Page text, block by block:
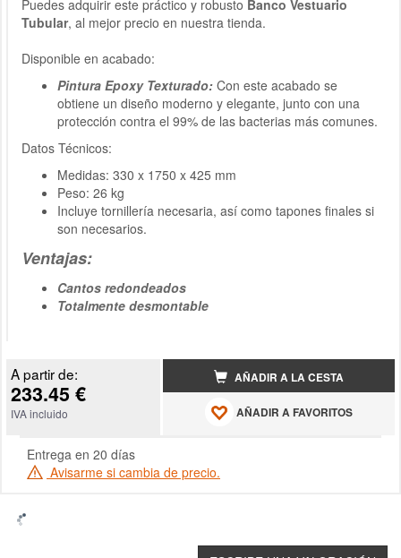
Puedes adquirir este práctico y robusto Banco Vestuario
Tubular, al mejor precio en nuestra tienda.
Disponible en acabado:
Pintura Epoxy Texturado: Con este acabado se
obtiene un diseño moderno y elegante, junto con una
protección contra el 99% de las bacterias más comunes.
Datos Técnicos:
Medidas: 330 x 1750 x 425 mm
Peso: 26 kg
Incluye tornillería necesaria, así como tapones finales si
son necesarios.
Ventajas:
Cantos redondeados
Totalmente desmontable
A partir de:
233.45 €
IVA incluido
AÑADIR A LA CESTA
AÑADIR A FAVORITOS
Entrega en 20 días
Avisarme si cambia de precio.